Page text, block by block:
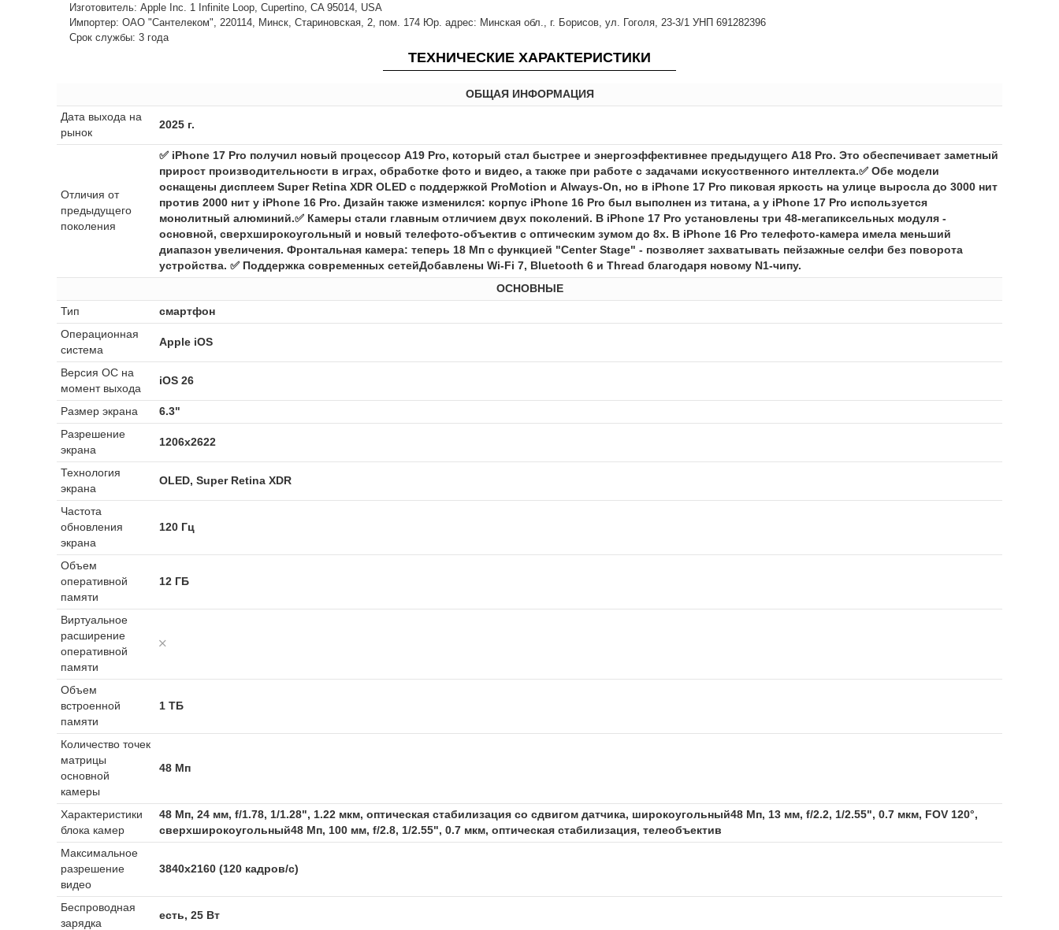
Изготовитель: Apple Inc. 1 Infinite Loop, Cupertino, CA 95014, USA
Импортер: ОАО "Сантелеком", 220114, Минск, Стариновская, 2, пом. 174 Юр. адрес: Минская обл., г. Борисов, ул. Гоголя, 23-3/1 УНП 691282396
Срок службы: 3 года
ТЕХНИЧЕСКИЕ ХАРАКТЕРИСТИКИ
ОБЩАЯ ИНФОРМАЦИЯ
Дата выхода на
рынок
2025 г.
Отличия от
предыдущего
поколения
✅ iPhone 17 Pro получил новый процессор A19 Pro, который стал быстрее и энергоэффективнее предыдущего A18 Pro. Это обеспечивает заметный
прирост производительности в играх, обработке фото и видео, а также при работе с задачами искусственного интеллекта.✅ Обе модели
оснащены дисплеем Super Retina XDR OLED с поддержкой ProMotion и Always-On, но в iPhone 17 Pro пиковая яркость на улице выросла до 3000 нит
против 2000 нит у iPhone 16 Pro. Дизайн также изменился: корпус iPhone 16 Pro был выполнен из титана, а у iPhone 17 Pro используется
монолитный алюминий.✅ Камеры стали главным отличием двух поколений. В iPhone 17 Pro установлены три 48-мегапиксельных модуля -
основной, сверхширокоугольный и новый телефото-объектив с оптическим зумом до 8x. В iPhone 16 Pro телефото-камера имела меньший
диапазон увеличения. Фронтальная камера: теперь 18 Мп с функцией "Center Stage" - позволяет захватывать пейзажные селфи без поворота
устройства. ✅ Поддержка современных сетейДобавлены Wi-Fi 7, Bluetooth 6 и Thread благодаря новому N1-чипу.
ОСНОВНЫЕ
Тип
смартфон
Операционная
система
Apple iOS
Версия ОС на
момент выхода
iOS 26
Размер экрана
6.3"
Разрешение
экрана
1206x2622
Технология
экрана
OLED, Super Retina XDR
Частота
обновления
экрана
120 Гц
Объем
оперативной
памяти
12 ГБ
Виртуальное
расширение
оперативной
памяти
Объем
встроенной
памяти
1 ТБ
Количество точек
матрицы
основной
камеры
48 Мп
Характеристики
блока камер
48 Мп, 24 мм, f/1.78, 1/1.28", 1.22 мкм, оптическая стабилизация со сдвигом датчика, широкоугольный48 Мп, 13 мм, f/2.2, 1/2.55", 0.7 мкм, FOV 120°,
сверхширокоугольный48 Мп, 100 мм, f/2.8, 1/2.55", 0.7 мкм, оптическая стабилизация, телеобъектив
Максимальное
разрешение
видео
3840x2160 (120 кадров/с)
Беспроводная
зарядка
есть, 25 Вт